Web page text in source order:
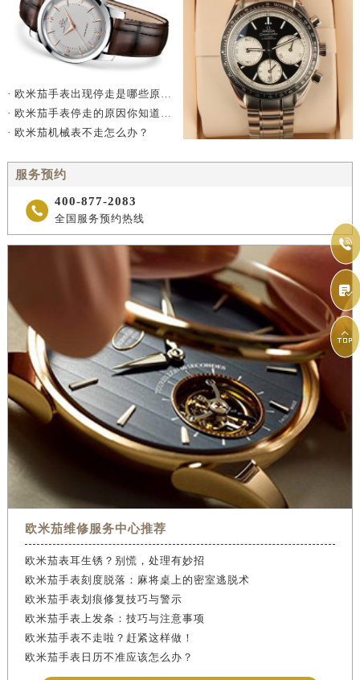
· 欧米茄机械表不走怎么办？
服务预约
 400-877-2083
全国服务预约热线
欧米茄维修服务中心推荐
欧米茄表耳生锈？别慌，处理有妙招
欧米茄手表刻度脱落：麻将桌上的密室逃脱术
欧米茄手表划痕修复技巧与警示
欧米茄手表上发条：技巧与注意事项
欧米茄手表不走啦？赶紧这样做！
欧米茄手表日历不准应该怎么办？


